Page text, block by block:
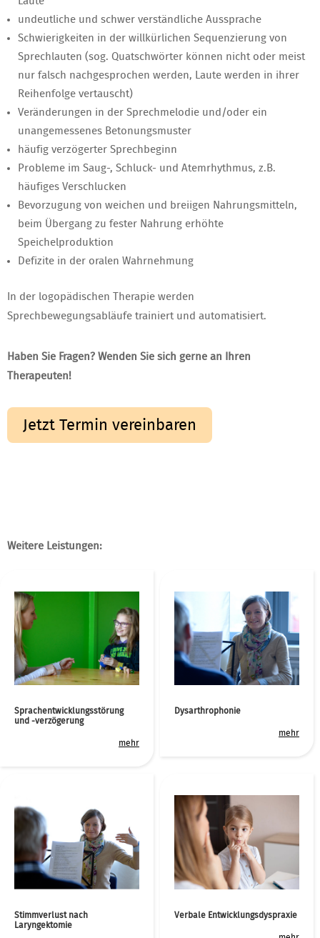
undeutliche und schwer verständliche Aussprache
Schwierigkeiten in der willkürlichen Sequenzierung von
Sprechlauten (sog. Quatschwörter können nicht oder meist
nur falsch nachgesprochen werden, Laute werden in ihrer
Reihenfolge vertauscht)
Veränderungen in der Sprechmelodie und/oder ein
unangemessenes Betonungsmuster
häufig verzögerter Sprechbeginn
Probleme im Saug-, Schluck- und Atemrhythmus, z.B.
häufiges Verschlucken
Bevorzugung von weichen und breiigen Nahrungsmitteln,
beim Übergang zu fester Nahrung erhöhte
Speichelproduktion
Defizite in der oralen Wahrnehmung
In der logopädischen Therapie werden
Sprechbewegungsabläufe trainiert und automatisiert.
Haben Sie Fragen? Wenden Sie sich gerne an Ihren
Therapeuten!
Jetzt Termin vereinbaren
Weitere Leistungen:
Sprachentwicklungsstörung
und -verzögerung
mehr
Dysarthrophonie
mehr
Stimmverlust nach
Laryngektomie
Verbale Entwicklungsdyspraxie